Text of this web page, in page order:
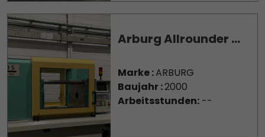
Arburg Allrounder ...
Marke :ARBURG
Baujahr :2000
Arbeitsstunden:--